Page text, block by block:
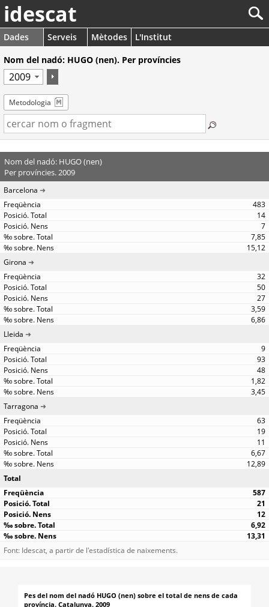
idescat
Dades Serveis Mètodes
L'Institut
Nom del nadó: HUGO (nen). Per províncies
Metodologia
Nom del nadó: HUGO (nen)
Per províncies. 2009
Barcelona
483
14
7
7,85
15,12
Girona
32
50
27
3,59
6,86
Lleida
9
93
48
1,82
3,45
Tarragona
63
19
11
6,67
12,89
Total
587
21
12
6,92
13,31
Font: Idescat, a partir de l'estadística de naixements.